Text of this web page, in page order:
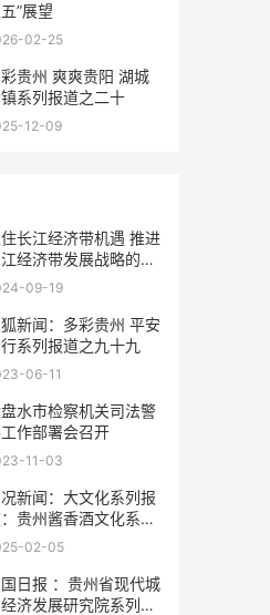
”展望
02-25
州 爽爽贵阳 湖城
系列报道之二十
12-09
长江经济带机遇 推进
经济带发展战略的对
议09-19
新闻：多彩贵州 平安
系列报道之九十九
06-11
水市检察机关司法警
作部署会召开
11-03
新闻：大文化系列报
贵州酱香酒文化系列
之二02-05
日报 ：贵州省现代城
济发展研究院系列报